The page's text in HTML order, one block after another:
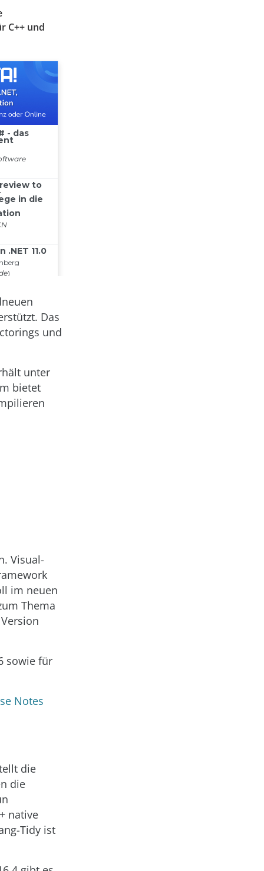
C++ und
Das
und
unter
bietet
Visual-
im neuen
Thema
sowie für
Notes
die
die
native
Tidy ist